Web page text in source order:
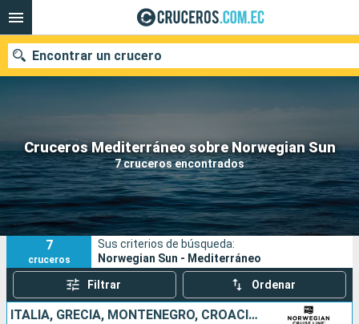
Cruceros Mediterráneo sobre Norwegian Sun
7 cruceros encontrados
Encontrar un crucero
Nuestros destinos
Fecha de salida
Puertos Compañías
Buscar
7
cruceros
Sus criterios de búsqueda:
Norwegian Sun - Mediterráneo
Filtrar Ordenar
ITALIA, GRECIA, MONTENEGRO, CROACIA, ESLOVENIA